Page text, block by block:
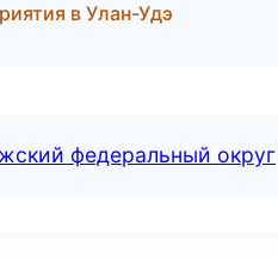
в Улан-Удэ
федеральный округ